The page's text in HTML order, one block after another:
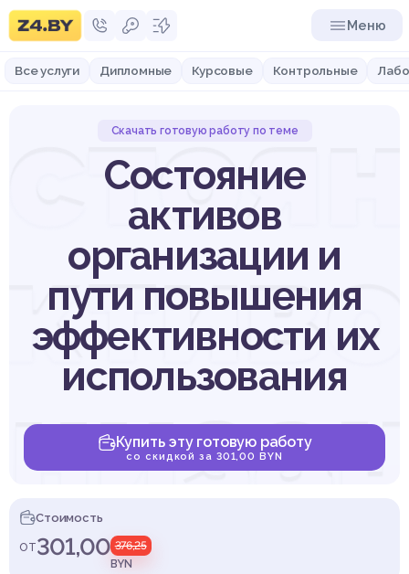
Меню
Все услуги Дипломные Курсовые Контрольные
Скачать готовую работу по теме
Состояние
активов
организации и
пути повышения
эффективности их
использования
Купить эту готовую работу
со скидкой за 301,00 BYN
Стоимость
от301,00 376,25
BYN